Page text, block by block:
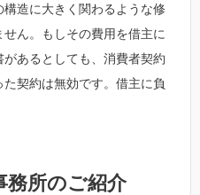
造に大きく関わるような修
ん。もしその費用を借主に
あるとしても、消費者契約
契約は無効です。借主に負
務所のご紹介